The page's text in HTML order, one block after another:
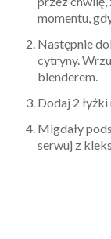
momentu,
Następnie
cytryny.
blenderem.
Dodaj 2
Migdały
serwuj z